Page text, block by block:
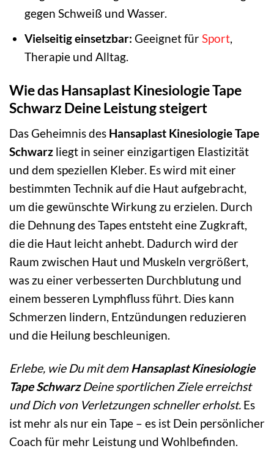
gegen Schweiß und Wasser.
Vielseitig einsetzbar: Geeignet fürSport,
Therapie und Alltag.
Wie das Hansaplast Kinesiologie Tape
Schwarz Deine Leistung steigert
Das Geheimnis des Hansaplast Kinesiologie Tape
Schwarz liegt in seiner einzigartigen Elastizität
und dem speziellen Kleber. Es wird mit einer
bestimmten Technik auf die Haut aufgebracht,
um die gewünschte Wirkung zu erzielen. Durch
die Dehnung des Tapes entsteht eine Zugkraft,
die die Haut leicht anhebt. Dadurch wird der
Raum zwischen Haut und Muskeln vergrößert,
was zu einer verbesserten Durchblutung und
einem besseren Lymphfluss führt. Dies kann
Schmerzen lindern, Entzündungen reduzieren
und die Heilung beschleunigen.
Erlebe, wie Du mit demHansaplast Kinesiologie
Tape SchwarzDeine sportlichen Ziele erreichst
und Dich von Verletzungen schneller erholst. Es
ist mehr als nur ein Tape – es ist Dein persönlicher
Coach für mehr Leistung und Wohlbefinden.